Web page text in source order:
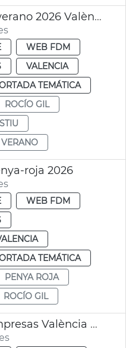
Escuelas deportivas verano 2026 València FDM
WEB FDM
VALENCIA
TEMÁTICA
ROCÍO GIL
roja 2026
WEB FDM
TEMÁTICA
PENYA ROJA
ROCÍO GIL
Tráfico Carrera de Empresas València 2026